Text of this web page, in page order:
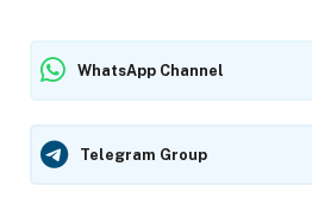
WhatsApp Channel
Telegram Group